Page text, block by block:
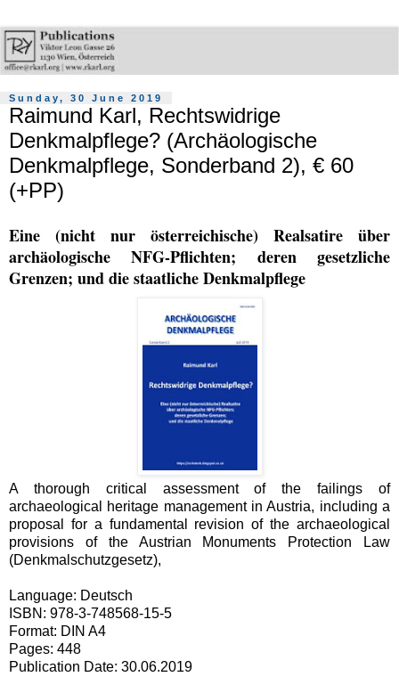
Sunday, 30 June 2019
Raimund Karl, Rechtswidrige
Denkmalpflege? (Archäologische
Denkmalpflege, Sonderband 2), € 60
(+PP)
Eine (nicht nur österreichische) Realsatire über
archäologische NFG-Pflichten; deren gesetzliche
Grenzen; und die staatliche Denkmalpflege
A thorough critical assessment of the failings of
archaeological heritage management in Austria, including a
proposal for a fundamental revision of the archaeological
provisions of the Austrian Monuments Protection Law
(Denkmalschutzgesetz),
Language: Deutsch
ISBN: 978-3-748568-15-5
Format: DIN A4
Pages: 448
Publication Date: 30.06.2019